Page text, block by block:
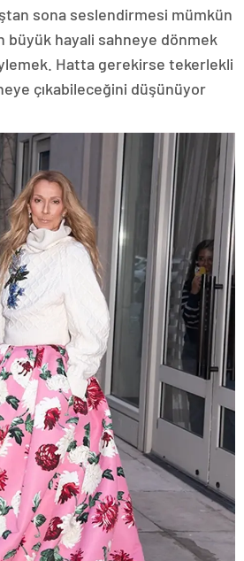
sona seslendirmesi mümkün
büyük hayali sahneye dönmek
Hatta gerekirse tekerlekli
çıkabileceğini düşünüyor